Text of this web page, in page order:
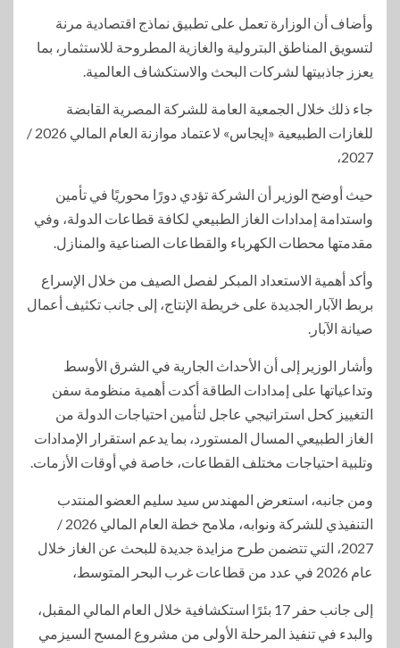
وأضاف أن الوزارة تعمل على تطبيق نماذج اقتصادية مرنة
لتسويق المناطق البترولية والغازية المطروحة للاستثمار، بما
يعزز جاذبيتها لشركات البحث والاستكشاف العالمية.
جاء ذلك خلال الجمعية العامة للشركة المصرية القابضة
للغازات الطبيعية «إيجاس» لاعتماد موازنة العام المالي 2026 /
2027،
حيث أوضح الوزير أن الشركة تؤدي دورًا محوريًا في تأمين
واستدامة إمدادات الغاز الطبيعي لكافة قطاعات الدولة، وفي
مقدمتها محطات الكهرباء والقطاعات الصناعية والمنازل.
وأكد أهمية الاستعداد المبكر لفصل الصيف من خلال الإسراع
بربط الآبار الجديدة على خريطة الإنتاج، إلى جانب تكثيف أعمال
صيانة الآبار.
وأشار الوزير إلى أن الأحداث الجارية في الشرق الأوسط
وتداعياتها على إمدادات الطاقة أكدت أهمية منظومة سفن
التغييز كحل استراتيجي عاجل لتأمين احتياجات الدولة من
الغاز الطبيعي المسال المستورد، بما يدعم استقرار الإمدادات
وتلبية احتياجات مختلف القطاعات، خاصة في أوقات الأزمات.
ومن جانبه، استعرض المهندس سيد سليم العضو المنتدب
التنفيذي للشركة ونوابه، ملامح خطة العام المالي 2026 /
2027، التي تتضمن طرح مزايدة جديدة للبحث عن الغاز خلال
عام 2026 في عدد من قطاعات غرب البحر المتوسط،
إلى جانب حفر 17 بئرًا استكشافية خلال العام المالي المقبل،
والبدء في تنفيذ المرحلة الأولى من مشروع المسح السيزمي